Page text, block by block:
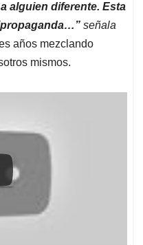
alguien diferente. Esta
señala
años mezclando
mismos.